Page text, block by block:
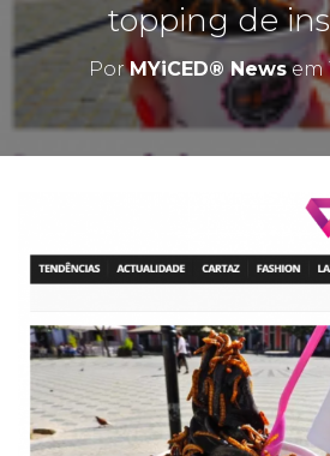
topping de
PorMYiCED® Newsem